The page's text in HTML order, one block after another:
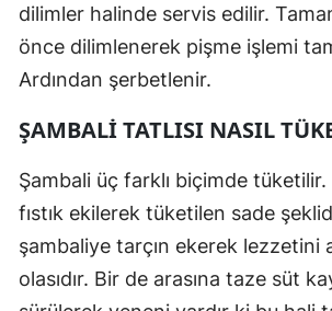
dilimler halinde servis edilir.
önce dilimlenerek pişme işlemi
Ardından şerbetlenir.
ŞAMBALİ TATLISI NASIL
Şambali üç farklı biçimde
fıstık ekilerek tüketilen sade
şambaliye tarçın ekerek lezzetini
olasıdır. Bir de arasına taze süt